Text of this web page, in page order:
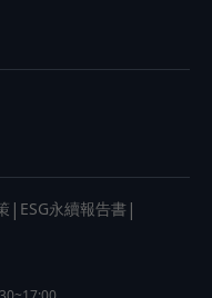
| ESG永續報告書 |